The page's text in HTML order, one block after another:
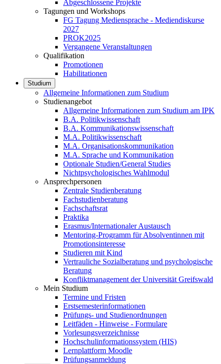
Abgeschlossene Projekte
Tagungen und Workshops
FG Tagung Mediensprache - Mediendiskurse
2027
PROK2025
Vergangene Veranstaltungen
Qualifikation
Promotionen
Habilitationen
Studium
Allgemeine Informationen zum Studium
Studienangebot
Allgemeine Informationen zum Studium am IPK
B.A. Politikwissenschaft
B.A. Kommunikationswissenschaft
M.A. Politikwissenschaft
M.A. Organisationskommunikation
M.A. Sprache und Kommunikation
Optionale Studien/General Studies
Nichtpsychologisches Wahlmodul
Ansprechpersonen
Zentrale Studienberatung
Fachstudienberatung
Fachschaftsrat
Praktika
Erasmus/Internationaler Austausch
Mentoring-Programm für Absolventinnen mit
Promotionsinteresse
Studieren mit Kind
Vertrauliche Sozialberatung und psychologische
Beratung
Konfliktmanagement der Universität Greifswald
Mein Studium
Termine und Fristen
Erstsemesterinformationen
Prüfungs- und Studienordnungen
Leitfäden - Hinweise - Formulare
Vorlesungsverzeichnisse
Hochschulinformationssystem (HIS)
Lernplattform Moodle
Prüfungsanmeldung